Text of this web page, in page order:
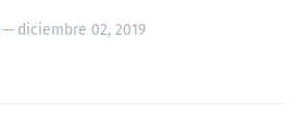
— diciembre 02, 2019